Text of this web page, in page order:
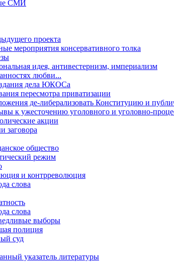
СМИ
проекта
мероприятия консервативного толка
идея, антивестернизм, империализм
любви...
дела ЮКОСа
пересмотра приватизации
де-либерализовать Конституцию и
к ужесточению уголовного и уголовно-
акции
заговора
общество
режим
и контрреволюция
слова
слова
выборы
полиция
суд
указатель литературы